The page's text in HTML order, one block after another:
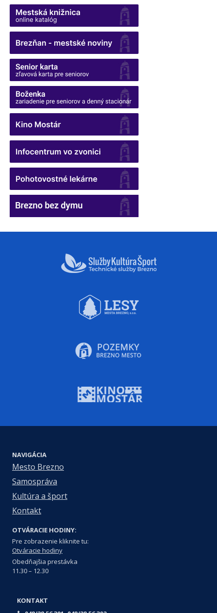
NAVIGÁCIA
Mesto Brezno
Samospráva
Kultúra a šport
Kontakt
OTVÁRACIE HODINY:
Pre zobrazenie kliknite tu:
Otváracie hodiny
Obedňajšia prestávka
11.30 – 12.30
KONTAKT